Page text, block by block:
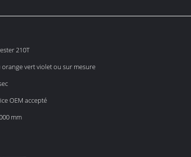
210T
orange vert violet ou sur mesure
OEM accepté
mm